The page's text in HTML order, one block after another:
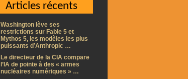
Articles récents
Washington lève ses
restrictions sur Fable 5 et
Mythos 5, les modèles les plus
puissants d’Anthropic …
Le directeur de la CIA compare
l’IA de pointe à des « armes
nucléaires numériques » …